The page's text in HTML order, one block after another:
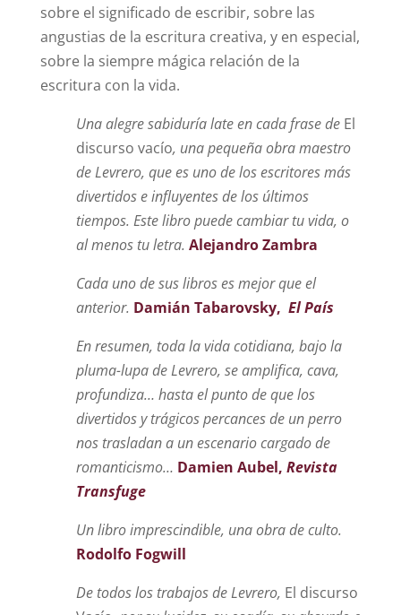
sobre el significado de escribir, sobre las
angustias de la escritura creativa, y en especial,
sobre la siempre mágica relación de la
escritura con la vida.
Una alegre sabiduría late en cada frase de El
discurso vacío, una pequeña obra maestro
de Levrero, que es uno de los escritores más
divertidos e influyentes de los últimos
tiempos. Este libro puede cambiar tu vida, o
al menos tu letra. Alejandro Zambra
Cada uno de sus libros es mejor que el
anterior. Damián Tabarovsky, El País
En resumen, toda la vida cotidiana, bajo la
pluma-lupa de Levrero, se amplifica, cava,
profundiza… hasta el punto de que los
divertidos y trágicos percances de un perro
nos trasladan a un escenario cargado de
romanticismo… Damien Aubel, Revista
Transfuge
Un libro imprescindible, una obra de culto.
Rodolfo Fogwill
De todos los trabajos de Levrero, El discurso